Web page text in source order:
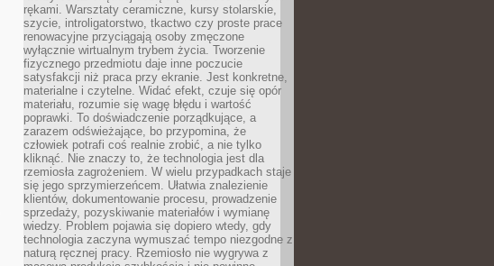
rękami. Warsztaty ceramiczne, kursy stolarskie,
szycie, introligatorstwo, tkactwo czy proste prace
renowacyjne przyciągają osoby zmęczone
wyłącznie wirtualnym trybem życia. Tworzenie
fizycznego przedmiotu daje inne poczucie
satysfakcji niż praca przy ekranie. Jest konkretne,
materialne i czytelne. Widać efekt, czuje się opór
materiału, rozumie się wagę błędu i wartość
poprawki. To doświadczenie porządkujące, a
zarazem odświeżające, bo przypomina, że
człowiek potrafi coś realnie zrobić, a nie tylko
kliknąć. Nie znaczy to, że technologia jest dla
rzemiosła zagrożeniem. W wielu przypadkach staje
się jego sprzymierzeńcem. Ułatwia znalezienie
klientów, dokumentowanie procesu, prowadzenie
sprzedaży, pozyskiwanie materiałów i wymianę
wiedzy. Problem pojawia się dopiero wtedy, gdy
technologia zaczyna wymuszać tempo niezgodne z
naturą ręcznej pracy. Rzemiosło nie wygrywa z